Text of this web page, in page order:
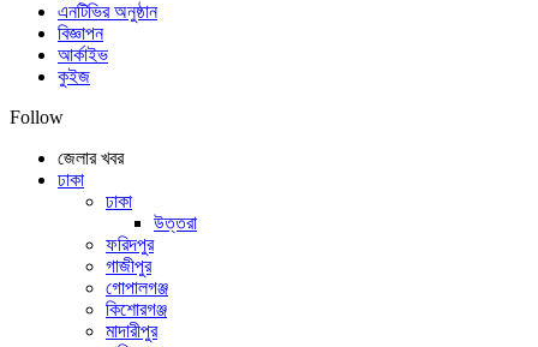
এনটিভির অনুষ্ঠান
বিজ্ঞাপন
আর্কাইভ
কুইজ
Follow
জেলার খবর
ঢাকা
ঢাকা
উত্তরা
ফরিদপুর
গাজীপুর
গোপালগঞ্জ
কিশোরগঞ্জ
মাদারীপুর